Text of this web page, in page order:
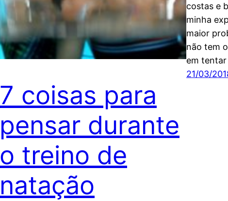
7 coisas para
pensar durante
o treino de
natação
costas e
minha
maior
não tem
em
21/03/